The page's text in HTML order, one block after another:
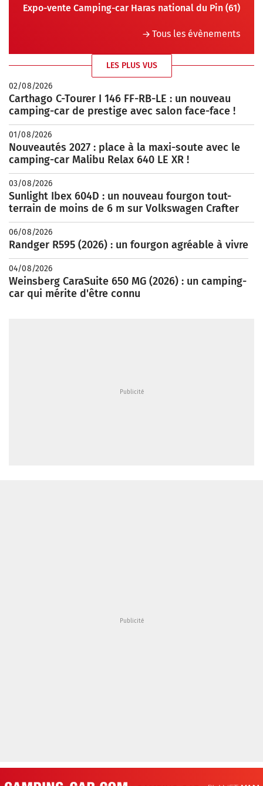
Expo-vente Camping-car Haras national du Pin (61)
Tous les évènements
LES PLUS VUS
02/08/2026
Carthago C-Tourer I 146 FF-RB-LE : un nouveau
camping-car de prestige avec salon face-face !
01/08/2026
Nouveautés 2027 : place à la maxi-soute avec le
camping-car Malibu Relax 640 LE XR !
03/08/2026
Sunlight Ibex 604D : un nouveau fourgon tout-
terrain de moins de 6 m sur Volkswagen Crafter
06/08/2026
Randger R595 (2026) : un fourgon agréable à vivre
04/08/2026
Weinsberg CaraSuite 650 MG (2026) : un camping-
car qui mérite d'être connu